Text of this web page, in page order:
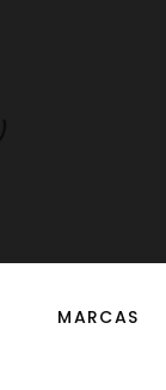
MARCAS